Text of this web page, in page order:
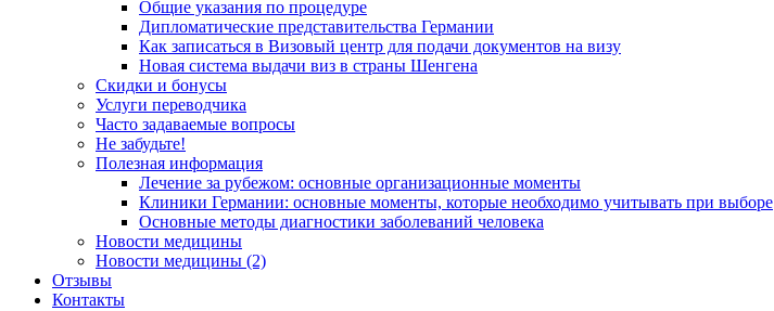
Общие указания по процедуре
Дипломатические представительства Германии
Как записаться в Визовый центр для подачи документов на визу
Новая система выдачи виз в страны Шенгена
Скидки и бонусы
Услуги переводчика
Часто задаваемые вопросы
Не забудьте!
Полезная информация
Лечение за рубежом: основные организационные моменты
Клиники Германии: основные моменты, которые необходимо учитывать при выборе
Основные методы диагностики заболеваний человека
Новости медицины
Новости медицины (2)
Отзывы
Контакты